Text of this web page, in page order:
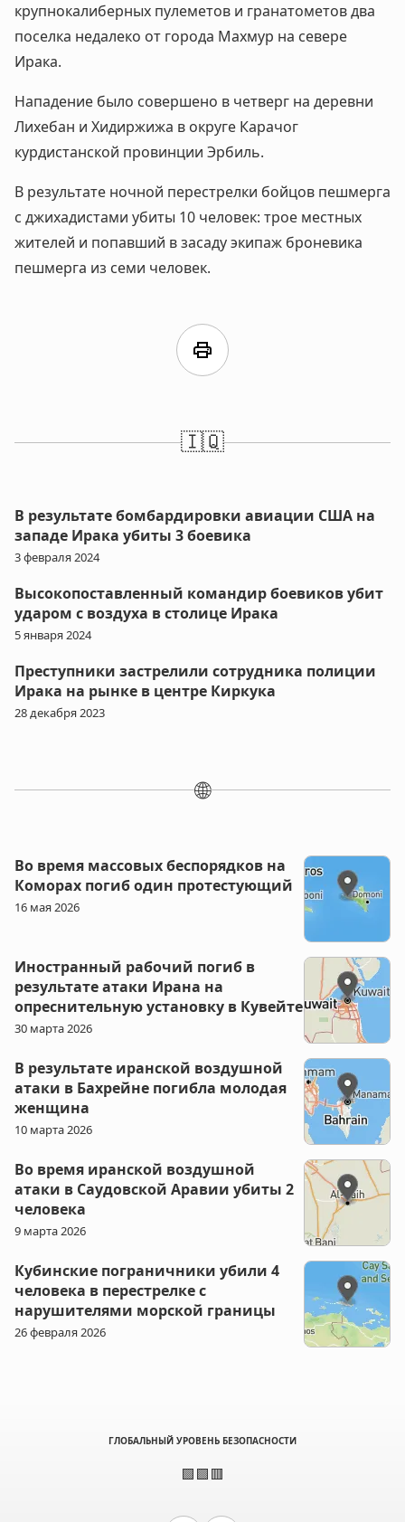
крупнокалиберных пулеметов и гранатометов два
поселка недалеко от города Махмур на севере
Ирака.
Нападение было совершено в четверг на деревни
Лихебан и Хидиржижа в округе Карачог
курдистанской провинции Эрбиль.
В результате ночной перестрелки бойцов пешмерга
с джихадистами убиты 10 человек: трое местных
жителей и попавший в засаду экипаж броневика
пешмерга из семи человек.
print
🇮🇶
В результате бомбардировки авиации США на
западе Ирака убиты 3 боевика
3 февраля 2024
Высокопоставленный командир боевиков убит
ударом с воздуха в столице Ирака
5 января 2024
Преступники застрелили сотрудника полиции
Ирака на рынке в центре Киркука
28 декабря 2023
🌐
Во время массовых беспорядков на
Коморах погиб один протестующий
16 мая 2026
Иностранный рабочий погиб в
результате атаки Ирана на
опреснительную установку в Кувейте
30 марта 2026
В результате иранской воздушной
атаки в Бахрейне погибла молодая
женщина
10 марта 2026
Во время иранской воздушной
атаки в Саудовской Аравии убиты 2
человека
9 марта 2026
Кубинские пограничники убили 4
человека в перестрелке с
нарушителями морской границы
26 февраля 2026
ГЛОБАЛЬНЫЙ УРОВЕНЬ БЕЗОПАСНОСТИ
🟩🟩🟥